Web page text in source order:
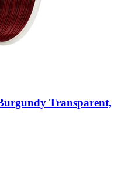
Transparent,